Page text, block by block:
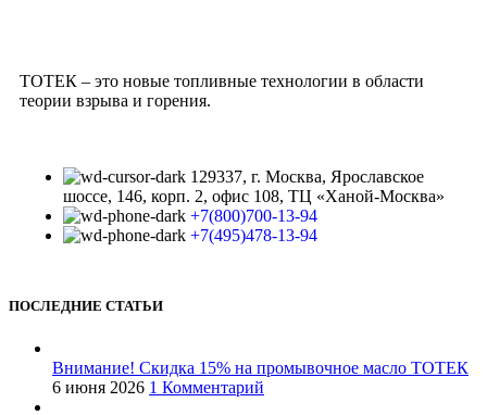
ТОТЕК – это новые топливные технологии в области
теории взрыва и горения.
129337, г. Москва, Ярославское
шоссе, 146, корп. 2, офис 108, ТЦ «Ханой-Москва»
+7(800)700-13-94
+7(495)478-13-94
ПОСЛЕДНИЕ СТАТЬИ
Внимание! Скидка 15% на промывочное масло ТОТЕК
6 июня 2026 1 Комментарий